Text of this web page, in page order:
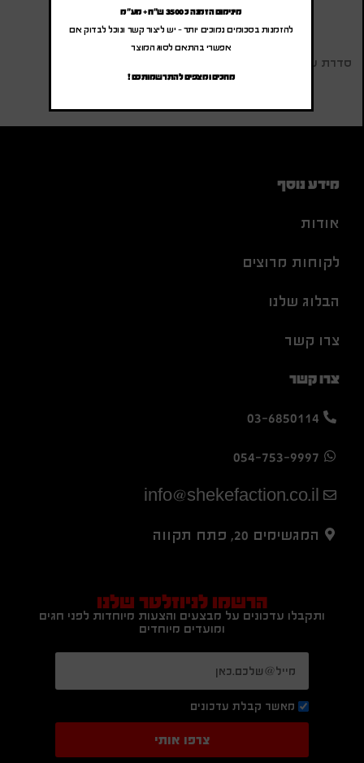
סדרת עט קלאסיק Classic שחור קליפס זהב
מידע נוסף
אודות
לקוחות מרוצים
הבלוג שלנו
צרו קשר
צרו קשר
03-6850114
054-753-9997
info@shekefaction.co.il
המגשימים 20, פתח תקווה
הרשמו לניוזלטר שלנו
ותקבלו עדכונים על מבצעים והצעות מיוחדות לפני חגים
ומועדים מיוחדים
מאשר קבלת עדכונים
צרפו אותי
מינימום הזמנה כ 3500 ש"ח + מע"מ
להזמנות בסכומים נמוכים יותר – יש ליצור קשר ונוכל לבדוק אם
אפשרי בהתאם לסוג המוצר
מחכים ומצפים להתרשמותכם !